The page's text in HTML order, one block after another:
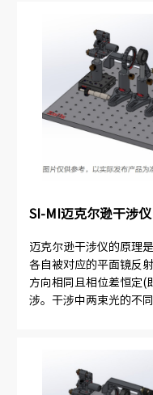
SI-MI迈克尔逊干涉仪
迈克尔逊干涉仪的原理
各自被对应的平面镜反
方向相同且相位差恒定(
涉。干涉中两束光的不